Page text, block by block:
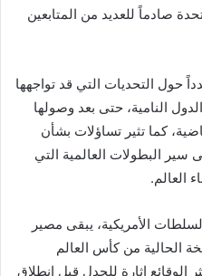
صادماً للعديد من المتابعين
حول التحديات التي قد تواجهها
النامية، حتى بعد وصولها
كما تثير تساؤلات بشأن
سير البطولات العالمية التي
العالم.
الأمريكية، يبقى مصير
الحالية من كأس العالم
إثارة للجدل قبل انطلاق